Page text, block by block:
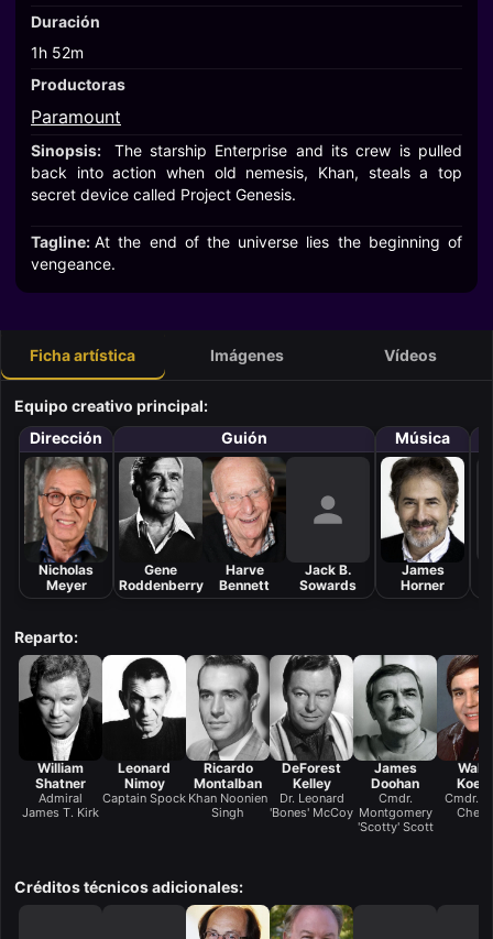
Duración
1h 52m
Productoras
Paramount
Sinopsis:
The starship Enterprise and its crew is pulled
back into action when old nemesis, Khan, steals a top
secret device called Project Genesis.
Tagline: At the end of the universe lies the beginning of
vengeance.
Ficha artística Imágenes Vídeos
Equipo creativo principal:
Dirección
Nicholas
Meyer
Guión
Gene
Roddenberry
Harve
Bennett
Jack B.
Sowards
Música
James
Horner
Reparto:
William
Shatner
Admiral
James T. Kirk
Leonard
Nimoy
Captain Spock
Ricardo
Montalban
Khan Noonien
Singh
DeForest
Kelley
Dr. Leonard
'Bones' McCoy
James
Doohan
Cmdr.
Montgomery
'Scotty' Scott
Cmdr.
Créditos técnicos adicionales: